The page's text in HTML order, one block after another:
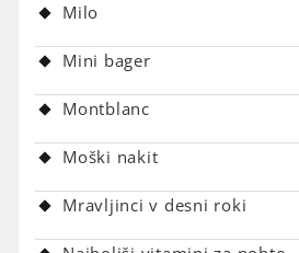
Milo
Mini bager
Montblanc
Moški nakit
Mravljinci v desni roki